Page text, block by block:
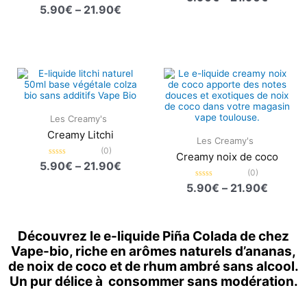
Note
0
5.90€ – 21.90€
0
Les Creamy's
Creamy Litchi
Note
0
(0)
5.90€ – 21.90€
de
prix :
5.90€
à
21.90€
Les Creamy's
Creamy noix de coco
Note
0
(0)
5.90€ – 21.90€
de
prix :
5.90€
à
Découvrez le e-liquide Piña Colada de chez
Vape-bio, riche en arômes naturels d’ananas,
de noix de coco et de rhum ambré sans alcool.
Un pur délice à consommer sans modération.